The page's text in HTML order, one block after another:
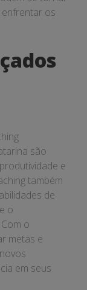
enfrentar os
são
e
também
de
o
o
metas e
em seus